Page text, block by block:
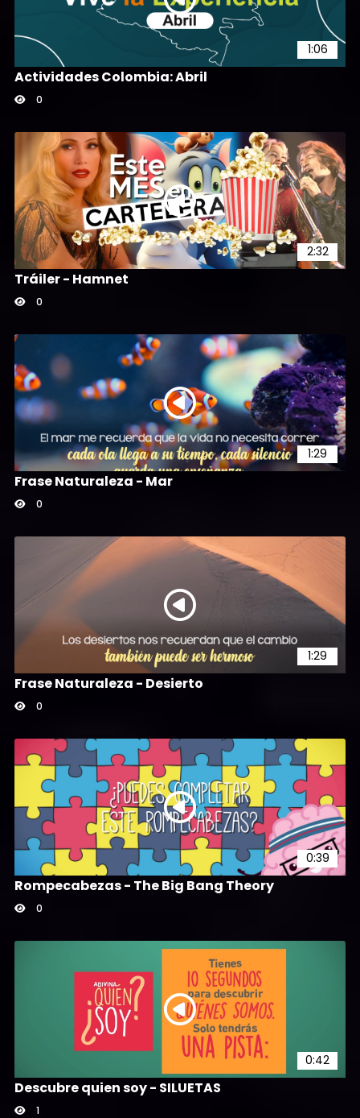
1:06
Actividades Colombia: Abril
0
2:32
Tráiler - Hamnet
0
1:29
Frase Naturaleza - Mar
0
1:29
Frase Naturaleza - Desierto
0
0:39
Rompecabezas - The Big Bang Theory
0
0:42
Descubre quien soy - SILUETAS
1